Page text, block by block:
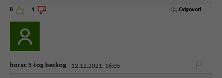
8 1 Odgovori
borac 5-tog beckog 12.12.2021. 16:05